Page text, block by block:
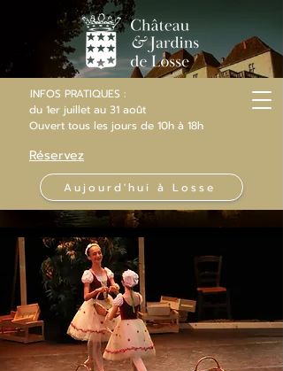
INFOS PRATIQUES :
du 1er juillet au 31 août
Ouvert tous les jours de 10h à 18h
Réservez
Aujourd'hui à Losse